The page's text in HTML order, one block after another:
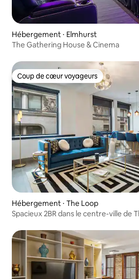
Hébergement ⋅ Elmhurst
The Gathering House & Cinema
Coup de cœur voyageurs
Coup de cœur voyageurs
Hébergement ⋅ The Loop
Spacieux 2BR dans le centre-ville de